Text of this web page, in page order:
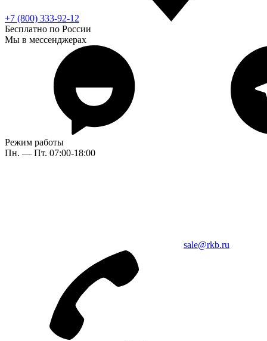
+7 (800) 333-92-12
Бесплатно по России
Мы в мессенджерах
Режим работы
Пн. — Пт. 07:00-18:00
sale@rkb.ru